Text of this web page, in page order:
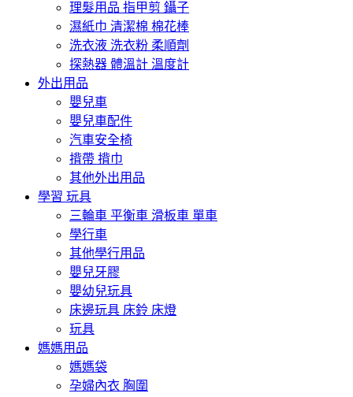
理髮用品 指甲剪 鑷子
濕紙巾 清潔棉 棉花棒
洗衣液 洗衣粉 柔順劑
探熱器 體溫計 溫度計
外出用品
嬰兒車
嬰兒車配件
汽車安全椅
揹帶 揹巾
其他外出用品
學習 玩具
三輪車 平衡車 滑板車 單車
學行車
其他學行用品
嬰兒牙膠
嬰幼兒玩具
床邊玩具 床鈴 床燈
玩具
媽媽用品
媽媽袋
孕婦內衣 胸圍